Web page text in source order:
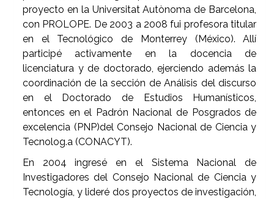
proyecto en la Universitat Autònoma de Barcelona,
con PROLOPE. De 2003 a 2008 fui profesora titular
en el Tecnológico de Monterrey (México). Allí
participé activamente en la docencia de
licenciatura y de doctorado, ejerciendo además la
coordinación de la sección de Análisis del discurso
en el Doctorado de Estudios Humanísticos,
entonces en el Padrón Nacional de Posgrados de
excelencia (PNP)del Consejo Nacional de Ciencia y
Tecnolog.a (CONACYT).
En 2004 ingresé en el Sistema Nacional de
Investigadores del Consejo Nacional de Ciencia y
Tecnología, y lideré dos proyectos de investigación,